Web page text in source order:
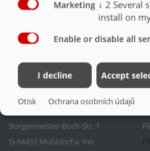
OSVĚTLENÍ + PODJEZDOVÁ ZÁBRANA
Kontakt
Bürgermeister-Boch-Str. 1
D-84453 Mühldorf a. Inn
Marketing ↓ 2 Several
install on
Enable or disable all
I decline Accept
Otisk Ochrana osobních údajů